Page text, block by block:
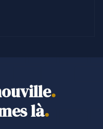
.
là.